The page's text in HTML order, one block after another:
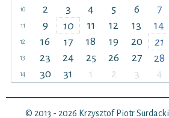
10 2 3 4 5 6 7
11 9 10 11 12 13 14
12 16 17 18 19 20 21
13 23 24 25 26 27 28
14 30 31 1 2 3 4
© 2013 - 2026 Krzysztof Piotr Surdacki